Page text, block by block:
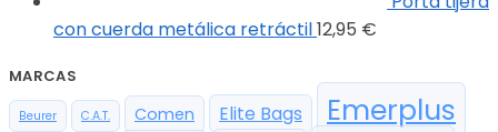
con cuerda metálica retráctil12,95 €
MARCAS
Beurer C.A.T. Comen Elite Bags Emerplus